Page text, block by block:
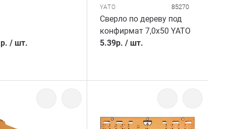
р. / шт.
YATO 85270
Сверло по дереву под
конфирмат 7,0х50 YATO
5.39р. /шт.